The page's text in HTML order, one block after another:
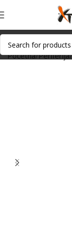
Početna Periferija